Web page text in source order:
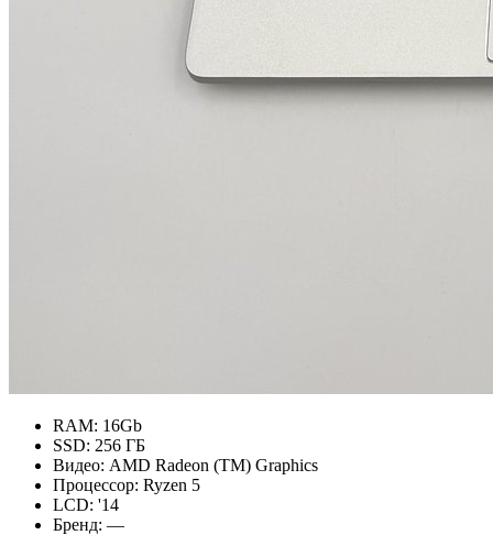
RAM: 16Gb
SSD: 256 ГБ
Видео: AMD Radeon (TM) Graphics
Процессор: Ryzen 5
LCD: '14
Бренд: —